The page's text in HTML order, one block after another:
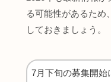
る可能性があるため
しておきましょう。
7月下旬の募集開始